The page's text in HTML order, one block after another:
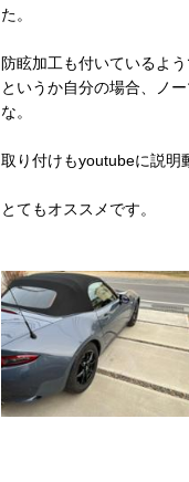
た。
防眩加工も付いているよ
というか自分の場合、ノ
な。
取り付けもyoutubeに説明
とてもオススメです。